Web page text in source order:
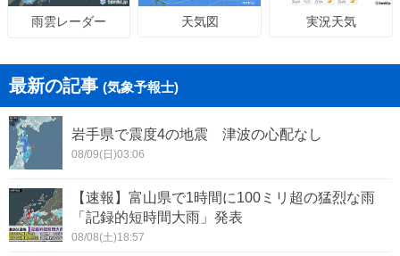
雨雲レーダー 天気図 実況天気
最新の記事 (気象予報士)
岩手県で震度4の地震 津波の心配なし
08/09(日)03:06
【速報】富山県で1時間に100ミリ超の猛烈な雨
「記録的短時間大雨」発表
08/08(土)18:57